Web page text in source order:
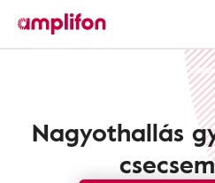
Gyerekek és babák
Nagyothallás